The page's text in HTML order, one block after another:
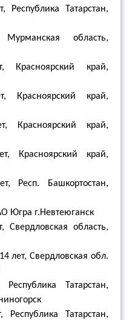
Республика Татарстан,
область,
Красноярский край,
Красноярский край,
Красноярский край,
Красноярский край,
Респ. Башкортостан,
Югра г.Невтеюганск
Свердловская область,
лет, Свердловская обл.
Татарстан,
Татарстан,